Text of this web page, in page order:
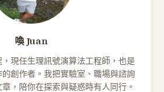
喚 Juan
現任生理訊號演算法工程師，也是
創作者。我把實驗室、職場與諮詢
，陪你在探索與疑惑時有人同行。